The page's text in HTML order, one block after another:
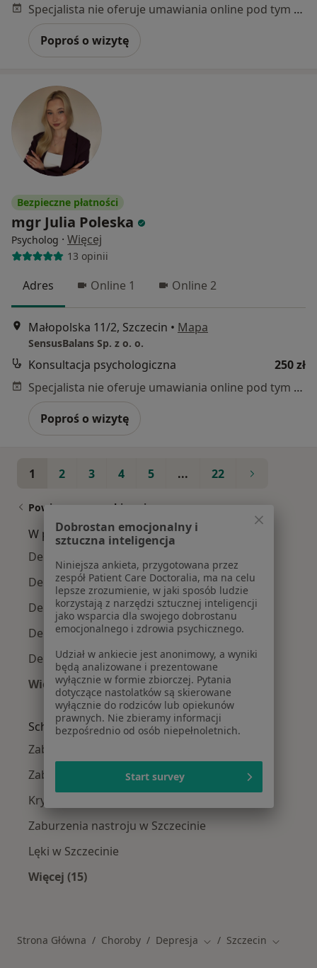
Specjalista nie oferuje umawiania online pod tym adresem.
Poproś o wizytę
Bezpieczne płatności
mgr Julia Poleska
Psycholog · Więcej
13 opinii
Adres Online 1 Online 2
Małopolska 11/2, Szczecin • Mapa
SensusBalans Sp. z o. o.
Konsultacja psychologiczna
250 zł
Specjalista nie oferuje umawiania online pod tym adresem.
Poproś o wizytę
1 2 3 4 5 ... 22
Powiązane wyszukiwania
W pobliżu Szczecina
Depresja w Stargardzie
Depresja w Goleniowie
Depresja w Gryfinie
Depresja w Policach
Depresja w Dobrej Szczecińskiej
Więcej (2)
Więcej w kategorii: W pobliżu Szczecina
Schorzenia w Szczecinie
Zaburzenia emocjonalne w Szczecinie
Zaburzenia lękowe w Szczecinie
Kryzys emocjonalny w Szczecinie
Zaburzenia nastroju w Szczecinie
Lęki w Szczecinie
Więcej (15)
Strona Główna Choroby Depresja Zmień miasto
Szczecin Zmień
Dobrostan emocjonalny i
sztuczna inteligencja
Niniejsza ankieta, przygotowana przez
zespół Patient Care Doctoralia, ma na celu
lepsze zrozumienie, w jaki sposób ludzie
korzystają z narzędzi sztucznej inteligencji
jako wsparcia dla swojego dobrostanu
emocjonalnego i zdrowia psychicznego.
Udział w ankiecie jest anonimowy, a wyniki
będą analizowane i prezentowane
wyłącznie w formie zbiorczej. Pytania
dotyczące nastolatków są skierowane
wyłącznie do rodziców lub opiekunów
prawnych. Nie zbieramy informacji
bezpośrednio od osób niepełnoletnich.
Start survey